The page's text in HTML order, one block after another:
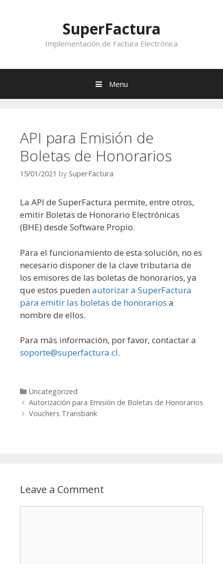
SuperFactura
Implementación de Factura Electrónica
Menu
API para Emisión de
Boletas de Honorarios
15/01/2021 by SuperFactura
La API de SuperFactura permite, entre otros,
emitir Boletas de Honorario Electrónicas
(BHE) desde Software Propio.
Para el funcionamiento de esta solución, no es
necesario disponer de la clave tributaria de
los emisores de las boletas de honorarios, ya
que estos pueden autorizar a SuperFactura
para emitir las boletas de honorarios a
nombre de ellos.
Para más información, por favor, contactar a
soporte@superfactura.cl.
Categories
Uncategorized
Post navigation
Autorización para Emisión de Boletas de Honorarios
Vouchers Transbank
Leave a Comment